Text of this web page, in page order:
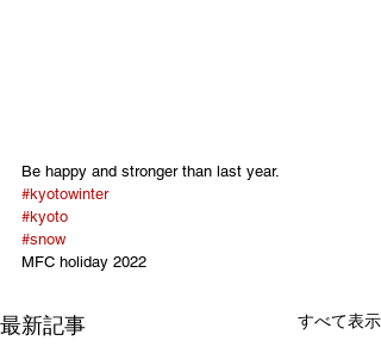
Be happy and stronger than last year.
#kyotowinter
#kyoto
#snow
MFC holiday 2022
最新記事 すべて表示